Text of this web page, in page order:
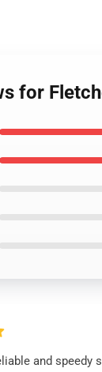
for
and speedy